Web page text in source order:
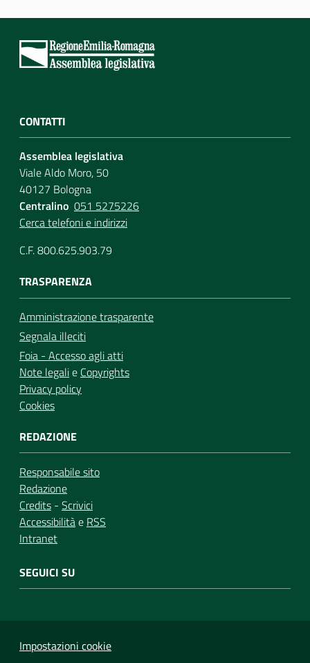
Assemblea
Assemblea
Argomenti
Per i media
Per i cittadini
CONTATTI
Assemblea legislativa
Viale Aldo Moro, 50
40127 Bologna
Centralino 051 5275226
Cerca telefoni e indirizzi
C.F. 800.625.903.79
TRASPARENZA
Amministrazione trasparente
Segnala illeciti
Foia - Accesso agli atti
Note legalie Copyrights
Privacy policy
Cookies
REDAZIONE
Responsabile sito
Redazione
Credits - Scrivici
Accessibilitàe RSS
Intranet
SEGUICI SU
Impostazioni cookie